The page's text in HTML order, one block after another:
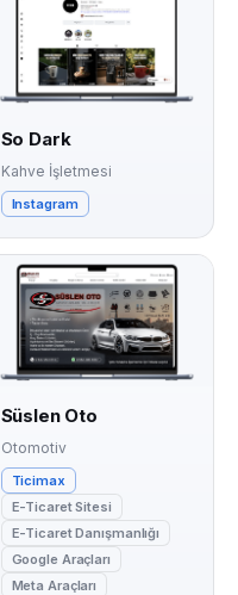
So Dark
Kahve İşletmesi
Instagram
Süslen Oto
Otomotiv
Ticimax
E-Ticaret Sitesi
E-Ticaret Danışmanlığı
Google Araçları
Meta Araçları